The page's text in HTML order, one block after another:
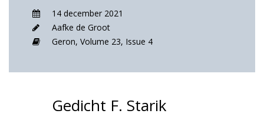
14 december 2021
Aafke de Groot
Geron, Volume 23, Issue 4
Gedicht F. Starik